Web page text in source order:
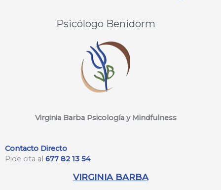
Psicólogo Benidorm
Virginia Barba Psicología y Mindfulness
Contacto Directo
Pide cita al 677 82 13 54
VIRGINIA BARBA